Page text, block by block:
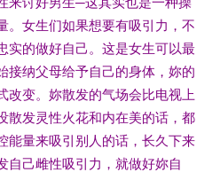
。女生们如果想要有吸引力，不
实的做好自己。这是女生可以最
接纳父母给予自己的身体，妳的
改变。妳散发的气场会比电视上
散发灵性火花和内在美的话，都
能量来吸引别人的话，长久下来
自己雌性吸引力，就做好妳自